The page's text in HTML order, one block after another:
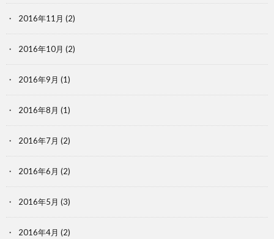
2016年11月 (2)
2016年10月 (2)
2016年9月 (1)
2016年8月 (1)
2016年7月 (2)
2016年6月 (2)
2016年5月 (3)
2016年4月 (2)